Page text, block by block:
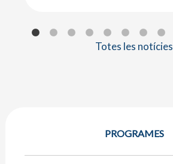
PROGRAMES
Totes les notícies